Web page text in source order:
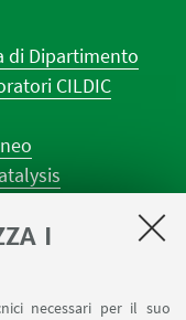
I
necessari per il suo
di Dipartimento
CILDIC